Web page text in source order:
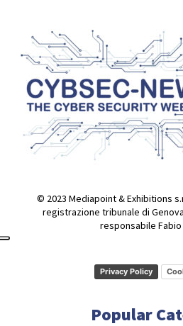
© 2023 Mediapoint & Exhibitions
registrazione tribunale di
responsabile
Privacy Policy
Popular